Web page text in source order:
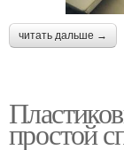
читать дальше →
простой